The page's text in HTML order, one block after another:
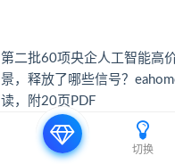
第二批60项央企人工智能高
景，释放了哪些信号？
读，附20页PDF
从审批型总部到风险平台型
切换